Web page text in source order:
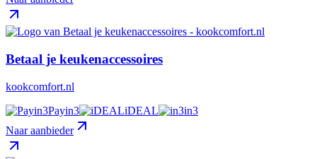
Betaal je keukenaccessoires
kookcomfort.nl
Payin3
iDEAL
in3
Naar aanbieder